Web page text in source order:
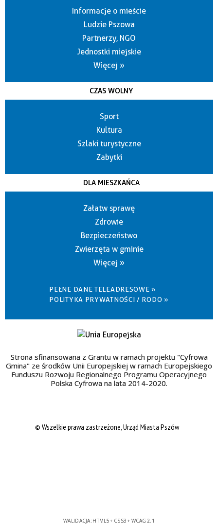
Informacje o mieście
Ludzie Pszowa
Partnerzy, NGO
Jednostki miejskie
Więcej »
CZAS WOLNY
Sport
Kultura
Szlaki turystyczne
Zabytki
DLA MIESZKAŃCA
Załatw sprawę
Zdrowie
Bezpieczeństwo
Zwierzęta w gminie
Więcej »
PEŁNE DANE TELEADRESOWE »
POLITYKA PRYWATNOŚCI / RODO »
Strona sfinansowana z Grantu w ramach projektu "Cyfrowa
Gmina" ze środków Unii Europejskiej w ramach Europejskiego
Funduszu Rozwoju Regionalnego Programu Operacyjnego
Polska Cyfrowa na lata 2014-2020.
© Wszelkie prawa zastrzeżone, Urząd Miasta Pszów
WALIDACJA: HTML5+ CSS3 + WCAG 2.1